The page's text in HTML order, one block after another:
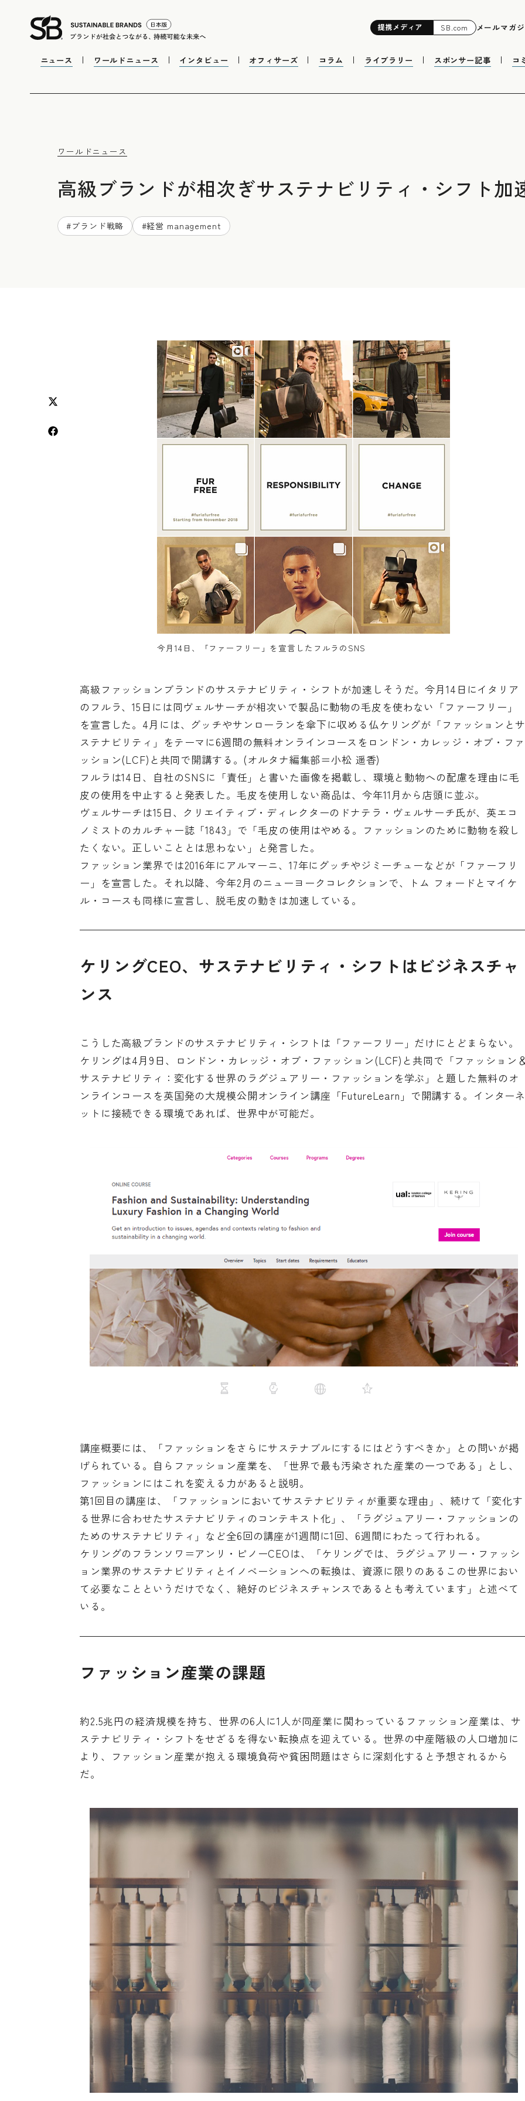
提携メディア SB.com メールマガ
ニュース ワールドニュース インタビュー オフィサーズ コラム ライブラリー スポンサー記事 コ
ワールドニュース
高級ブランドが相次ぎサステナビリティ・シフト加
#ブランド戦略 #経営 management
今月14日、「ファーフリー」を宣言したフルラのSNS
高級ファッションブランドのサステナビリティ・シフトが加速しそうだ。今月14日にイタリア
のフルラ、15日には同ヴェルサーチが相次いで製品に動物の毛皮を使わない「ファーフリー」
を宣言した。4月には、グッチやサンローランを傘下に収める仏ケリングが「ファッションとサ
ステナビリティ」をテーマに6週間の無料オンラインコースをロンドン・カレッジ・オブ・ファ
ッション(LCF)と共同で開講する。(オルタナ編集部＝小松 遥香)
フルラは14日、自社のSNSに「責任」と書いた画像を掲載し、環境と動物への配慮を理由に毛
皮の使用を中止すると発表した。毛皮を使用しない商品は、今年11月から店頭に並ぶ。
ヴェルサーチは15日、クリエイティブ・ディレクターのドナテラ・ヴェルサーチ氏が、英エコ
ノミストのカルチャー誌「1843」で「毛皮の使用はやめる。ファッションのために動物を殺し
たくない。正しいこととは思わない」と発言した。
ファッション業界では2016年にアルマーニ、17年にグッチやジミーチューなどが「ファーフリ
ー」を宣言した。それ以降、今年2月のニューヨークコレクションで、トム フォードとマイケ
ル・コースも同様に宣言し、脱毛皮の動きは加速している。
ケリングCEO、サステナビリティ・シフトはビジネスチャ
ンス
こうした高級ブランドのサステナビリティ・シフトは「ファーフリー」だけにとどまらない。
ケリングは4月9日、ロンドン・カレッジ・オブ・ファッション(LCF)と共同で「ファッション
サステナビリティ：変化する世界のラグジュアリー・ファッションを学ぶ 」と題した無料のオ
ンラインコースを英国発の大規模公開オンライン講座「FutureLearn」で開講する。インター
ットに接続できる環境であれば、世界中が可能だ。
講座概要には、「ファッションをさらにサステナブルにするにはどうすべきか」との問いが掲
げられている。自らファッション産業を、「世界で最も汚染された産業の一つである」とし、
ファッションにはこれを変える力があると説明。
第1回目の講座は、「ファッションにおいてサステナビリティが重要な理由」、続けて「変化す
る世界に合わせたサステナビリティのコンテキスト化」、「ラグジュアリー・ファッションの
ためのサステナビリティ」など全6回の講座が1週間に1回、6週間にわたって行われる。
ケリングのフランソワ＝アンリ・ピノーCEOは、「ケリングでは、ラグジュアリー・ファッシ
ョン業界のサステナビリティとイノベーションへの転換は、資源に限りのあるこの世界におい
て必要なことというだけでなく、絶好のビジネスチャンスであるとも考えています」と述べて
いる。
ファッション産業の課題
約2.5兆円の経済規模を持ち、世界の6人に1人が同産業に関わっているファッション産業は、サ
ステナビリティ・シフトをせざるを得ない転換点を迎えている。世界の中産階級の人口増加に
より、ファッション産業が抱える環境負荷や貧困問題はさらに深刻化すると予想されるから
だ。